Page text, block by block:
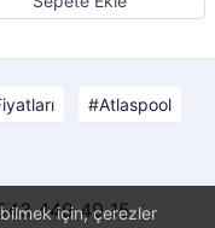
için, çerezler
Atlaspool
449 49 15